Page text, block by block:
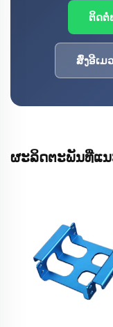
ຕິດຕໍ່
ສົ່ງອີເມ
ຜະລິດຕະພັນທີ່ແ